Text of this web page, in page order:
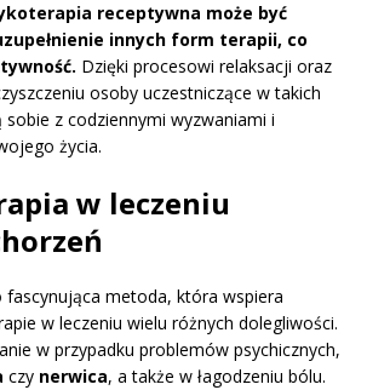
receptywna może być
innych form terapii, co
Dzięki procesowi relaksacji oraz
osoby uczestniczące w takich
sobie z codziennymi wyzwaniami i
życia.
w leczeniu
fascynująca metoda, która wspiera
w leczeniu wielu różnych dolegliwości.
w przypadku problemów psychicznych,
czy nerwica, a także w łagodzeniu bólu.